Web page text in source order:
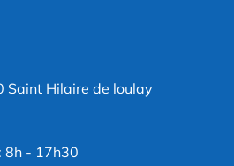
Saint Hilaire de loulay
8h - 17h30